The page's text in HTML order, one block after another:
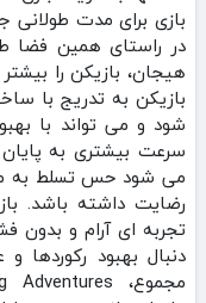
بازی برای مدت طولانی
در راستای همین فضا
هیجان، بازیکن را
بازیکن به‌ تدریج با
شود و می‌ تواند با
سرعت بیشتری به پایان
می‌ شود حس تسلط به‌
رضایت داشته باشد.
تجربه‌ ای آرام و بدون
دنبال بهبود رکوردها و